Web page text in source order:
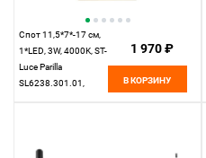
Спот 11,5*7*-17 см,
1*LED, 3W, 4000K, ST-
Luce Parilla
SL6238.301.01,
1 970 ₽
В КОРЗИНУ